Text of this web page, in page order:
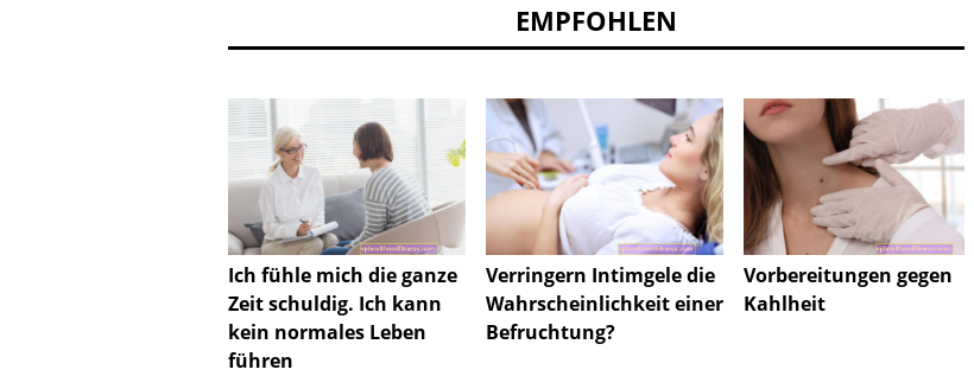
EMPFOHLEN
Ich fühle mich die ganze
Zeit schuldig. Ich kann
kein normales Leben
führen
Verringern Intimgele die
Wahrscheinlichkeit einer
Befruchtung?
Vorbereitungen gegen
Kahlheit